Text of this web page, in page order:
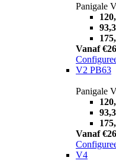
Panigale
Vanaf
V2 PB63
Panigale
Vanaf
V4